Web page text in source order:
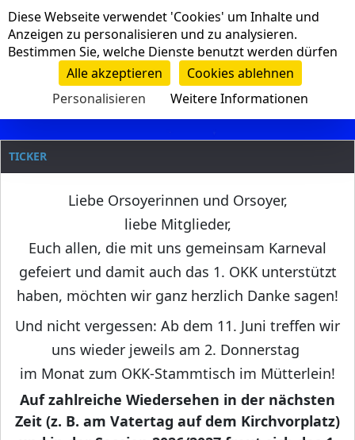
Navigation
Clanname
TICKER
Liebe Orsoyerinnen und Orsoyer,
liebe Mitglieder,
Euch allen, die mit uns gemeinsam Karneval
gefeiert und damit auch das 1. OKK unterstützt
haben, möchten wir ganz herzlich Danke sagen!
Und nicht vergessen: Ab dem 11. Juni treffen wir
uns wieder jeweils am 2. Donnerstag
im Monat zum OKK-Stammtisch im Mütterlein!
Auf zahlreiche Wiedersehen in der nächsten
Zeit (z. B. am Vatertag auf dem Kirchvorplatz)
Cookie-Einstellungen
Diese Webseite verwendet 'Cookies' um Inhalte und
Anzeigen zu personalisieren und zu analysieren.
Bestimmen Sie, welche Dienste benutzt werden dürfen
Alle akzeptieren
Cookies ablehnen
Personalisieren
Weitere Informationen